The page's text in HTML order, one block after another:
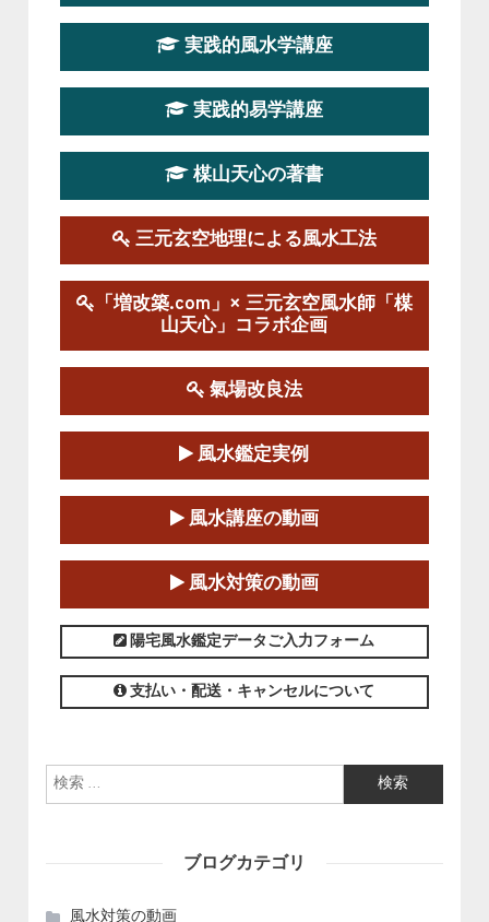
第19期立命塾実践的四柱推命学講座
2026-03-20～2026-07-19
第１９期立命塾実践的風水学講座
この講座の募集は終了しました。
陰宅三元玄空風水講座
2025-06-07～2025-06-08
この講座の募集は終了しました。
2025-06-21～2025-08-24
この講座の募集は終了しました。
第１８期立命塾「実践的四柱立命学（四
柱推命学）講座」
2025-01-11～2025-05-11
この講座の募集は終了しました。
実践的風水学講座
実践的易学講座
楳山天心の著書
三元玄空地理による風水工法
「増改築.com」× 三元玄空風水師「楳
山天心」コラボ企画
氣場改良法
風水鑑定実例
風水講座の動画
風水対策の動画
陽宅風水鑑定データご入力フォーム
支払い・配送・キャンセルについて
検索:
ブログカテゴリ
風水対策の動画